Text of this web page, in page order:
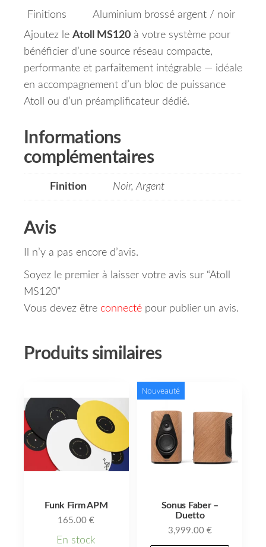
Finitions
Aluminium brossé argent / noir
Ajoutez le Atoll MS120 à votre système pour
bénéficier d’une source réseau compacte,
performante et parfaitement intégrable — idéale
en accompagnement d’un bloc de puissance
Atoll ou d’un préamplificateur dédié.
Informations
complémentaires
Finition Noir, Argent
Avis
Il n’y a pas encore d’avis.
Soyez le premier à laisser votre avis sur “Atoll
MS120”
Vous devez être connecté pour publier un avis.
Produits similaires
Funk Firm APM
165.00€
En stock
Nouveauté
Sonus Faber –
Duetto
3,999.00 €